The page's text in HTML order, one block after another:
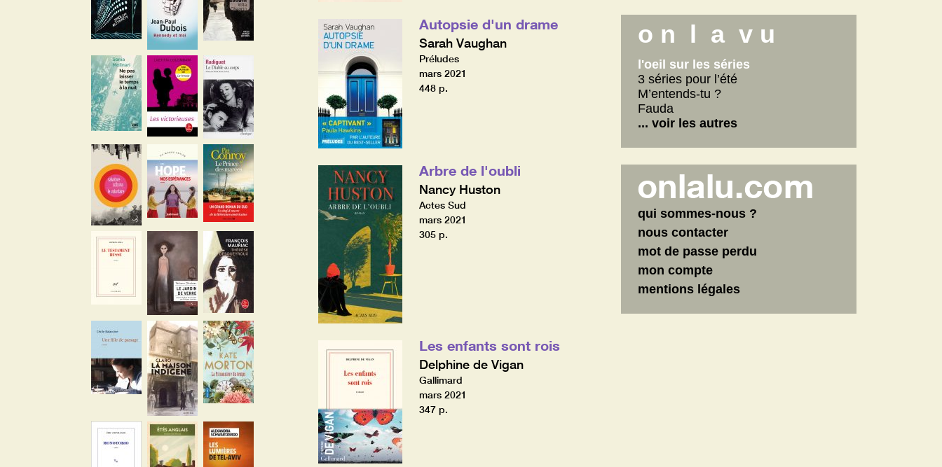
Autopsie d'un drame
Sarah Vaughan
Préludes
mars 2021
448 p.
Arbre de l'oubli
Nancy Huston
Actes Sud
mars 2021
305 p.
Les enfants sont rois
Delphine de Vigan
Gallimard
mars 2021
347 p.
o n l a v u
l'oeil sur les séries
3 séries pour l’été
M’entends-tu ?
Fauda
... voir les autres
qui sommes-nous ?
nous contacter
mot de passe perdu
mon compte
mentions légales